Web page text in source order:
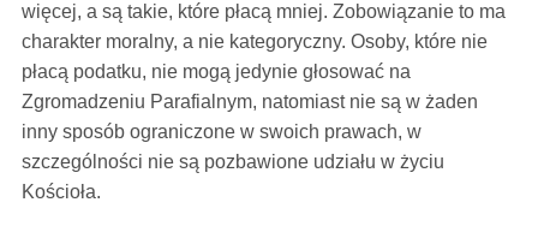
więcej, a są takie, które płacą mniej. Zobowiązanie to ma
charakter moralny, a nie kategoryczny. Osoby, które nie
płacą podatku, nie mogą jedynie głosować na
Zgromadzeniu Parafialnym, natomiast nie są w żaden
inny sposób ograniczone w swoich prawach, w
szczególności nie są pozbawione udziału w życiu
Kościoła.